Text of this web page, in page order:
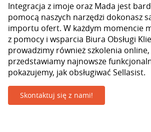
Integracja z imoje oraz Mada jest
pomocą naszych narzędzi dokonasz
importu ofert. W każdym momencie
z pomocy i wsparcia Biura Obsługi
prowadzimy również szkolenia
przedstawiamy najnowsze
pokazujemy, jak obsługiwać Sellasist.
Skontaktuj się z nami!